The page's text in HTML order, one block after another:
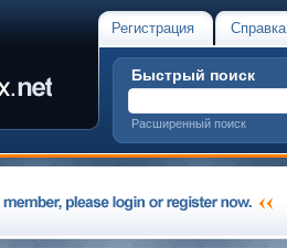
Регистрация Справка
Быстрый поиск
Расширенный поиск